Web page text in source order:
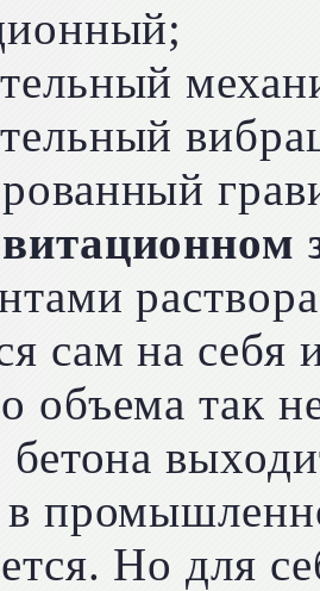
сам на себя
объема так
бетона
Но для